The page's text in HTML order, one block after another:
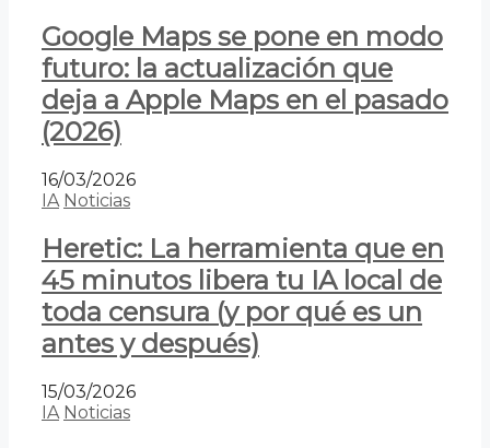
Google Maps se pone en modo
futuro: la actualización que
deja a Apple Maps en el pasado
(2026)
16/03/2026
IA Noticias
Heretic: La herramienta que en
45 minutos libera tu IA local de
toda censura (y por qué es un
antes y después)
15/03/2026
IA Noticias